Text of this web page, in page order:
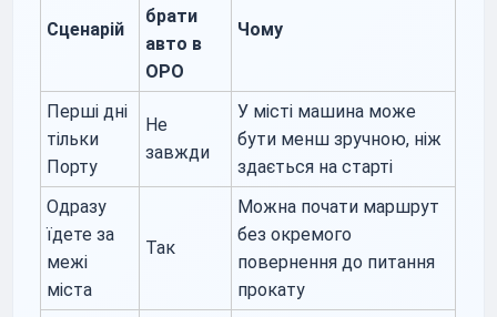
Сценарій
брати
авто в
OPO
Чому
Перші дні
тільки
Порту
Не
завжди
У місті машина може
бути менш зручною, ніж
здається на старті
Одразу
їдете за
межі
міста
Так
Можна почати маршрут
без окремого
повернення до питання
прокату